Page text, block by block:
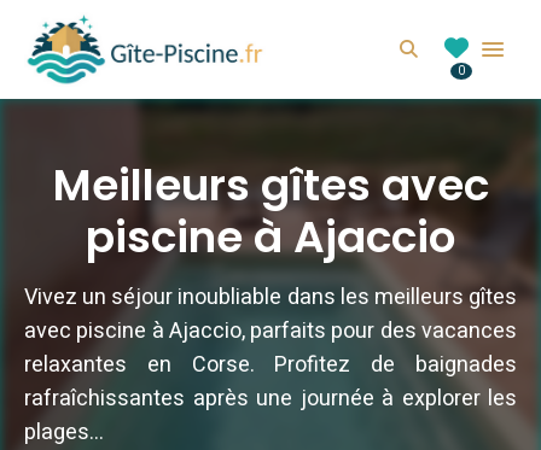
Search
0
Meilleurs gîtes avec
piscine à Ajaccio
Vivez un séjour inoubliable dans les meilleurs gîtes
avec piscine à Ajaccio, parfaits pour des vacances
relaxantes en Corse. Profitez de baignades
rafraîchissantes après une journée à explorer les
plages...